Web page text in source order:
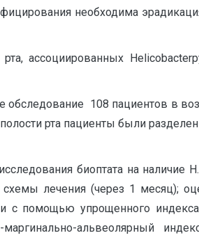
необходима
ассоциированных
108 пациентов в
рта пациенты были
биоптата на наличие
лечения (через 1 месяц);
с помощью упрощенного
маргинально-альвеолярный